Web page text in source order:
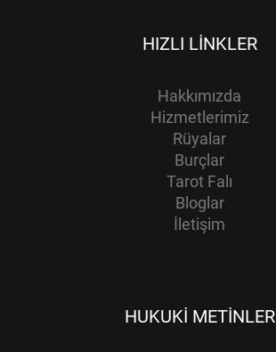
HIZLI LINKLER
Hakkımızda
Hizmetlerimiz
Rüyalar
Burçlar
Tarot Falı
Bloglar
İletişim
HUKUKI METINLER